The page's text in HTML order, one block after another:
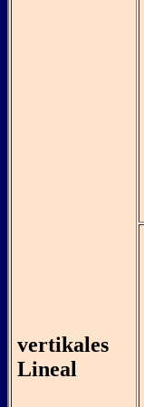
vertikales
Lineal